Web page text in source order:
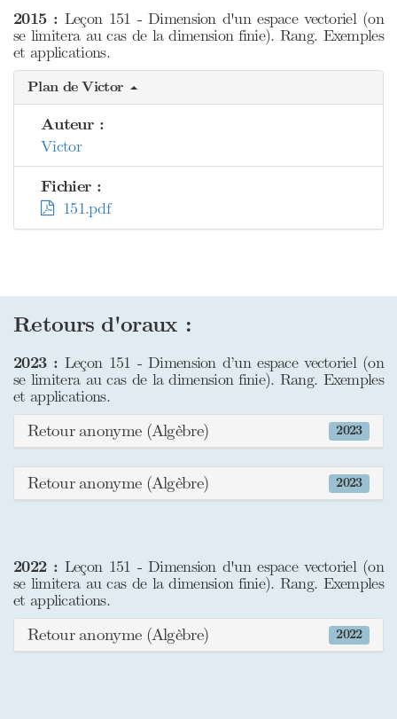
2015 : Leçon 151 - Dimension d'un espace vectoriel (on
se limitera au cas de la dimension finie). Rang. Exemples
et applications.
Plan de Victor
Auteur :
Victor
Fichier :
151.pdf
Retours d'oraux :
2023 : Leçon 151 - Dimension d’un espace vectoriel (on
se limitera au cas de la dimension finie). Rang. Exemples
et applications.
2023
Retour anonyme (Algèbre)
2023
Retour anonyme (Algèbre)
2022 : Leçon 151 - Dimension d'un espace vectoriel (on
se limitera au cas de la dimension finie). Rang. Exemples
et applications.
2022
Retour anonyme (Algèbre)